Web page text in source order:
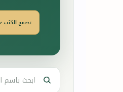
تصفح الكتب